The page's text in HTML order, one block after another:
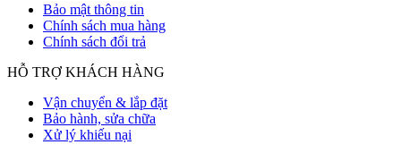
Bảo mật thông tin
Chính sách mua hàng
Chính sách đổi trả
HỖ TRỢ KHÁCH HÀNG
Vận chuyển & lắp đặt
Bảo hành, sửa chữa
Xử lý khiếu nại